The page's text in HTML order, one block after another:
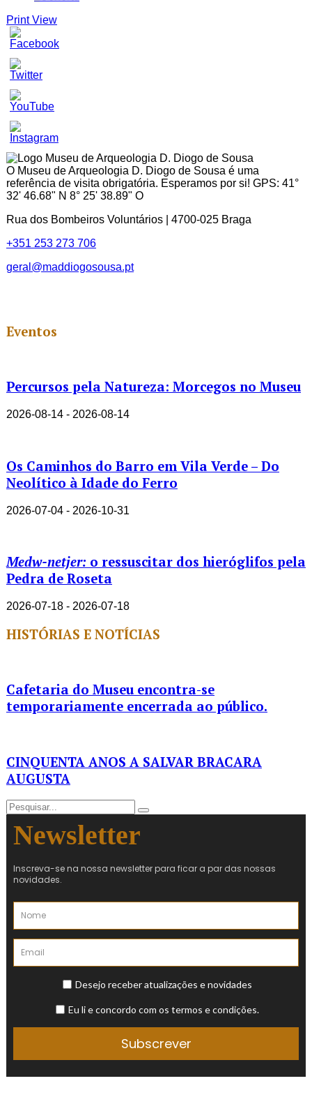
PrintView
Set
Youtube
Channel
ID
O Museu de Arqueologia D. Diogo de Sousa é uma
referência de visita obrigatória. Esperamos por si! GPS: 41°
32' 46.68" N 8° 25' 38.89" O
Rua dos Bombeiros Voluntários | 4700-025 Braga
+351 253 273 706
geral@maddiogosousa.pt
Eventos
Percursos pela Natureza: Morcegos no Museu
2026-08-14 - 2026-08-14
Os Caminhos do Barro em Vila Verde – Do
Neolítico à Idade do Ferro
2026-07-04 - 2026-10-31
Medw-netjer: o ressuscitar dos hieróglifos pela
Pedra de Roseta
2026-07-18 - 2026-07-18
HISTÓRIAS E NOTÍCIAS
Cafetaria do Museu encontra-se
temporariamente encerrada ao público.
CINQUENTA ANOS A SALVAR BRACARA
AUGUSTA